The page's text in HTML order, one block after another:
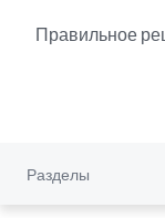
Правильное
Разделы